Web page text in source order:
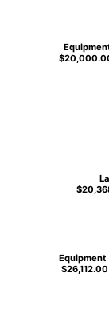
Equipment
$26,112.00
Equipment
$26,112.00